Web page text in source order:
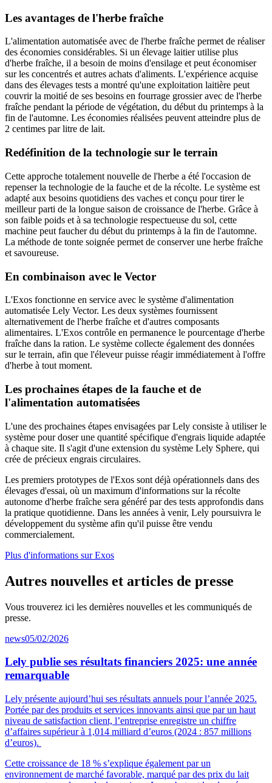
Les avantages de l'herbe fraîche
L'alimentation automatisée avec de l'herbe fraîche permet de réaliser
des économies considérables. Si un élevage laitier utilise plus
d'herbe fraîche, il a besoin de moins d'ensilage et peut économiser
sur les concentrés et autres achats d'aliments. L'expérience acquise
dans des élevages tests a montré qu'une exploitation laitière peut
couvrir la moitié de ses besoins en fourrage grossier avec de l'herbe
fraîche pendant la période de végétation, du début du printemps à la
fin de l'automne. Les économies réalisées peuvent atteindre plus de
2 centimes par litre de lait.
Redéfinition de la technologie sur le terrain
Cette approche totalement nouvelle de l'herbe a été l'occasion de
repenser la technologie de la fauche et de la récolte. Le système est
adapté aux besoins quotidiens des vaches et conçu pour tirer le
meilleur parti de la longue saison de croissance de l'herbe. Grâce à
son faible poids et à sa technologie respectueuse du sol, cette
machine peut faucher du début du printemps à la fin de l'automne.
La méthode de tonte soignée permet de conserver une herbe fraîche
et savoureuse.
En combinaison avec le Vector
L'Exos fonctionne en service avec le système d'alimentation
automatisée Lely Vector. Les deux systèmes fournissent
alternativement de l'herbe fraîche et d'autres composants
alimentaires. L'Exos contrôle en permanence le pourcentage d'herbe
fraîche dans la ration. Le système collecte également des données
sur le terrain, afin que l'éleveur puisse réagir immédiatement à l'offre
d'herbe à tout moment.
Les prochaines étapes de la fauche et de
l'alimentation automatisées
L'une des prochaines étapes envisagées par Lely consiste à utiliser le
système pour doser une quantité spécifique d'engrais liquide adaptée
à chaque site. Il s'agit d'une extension du système Lely Sphere, qui
crée de précieux engrais circulaires.
Les premiers prototypes de l'Exos sont déjà opérationnels dans des
élevages d'essai, où un maximum d'informations sur la récolte
autonome d'herbe fraîche sera généré par des tests approfondis dans
la pratique quotidienne. Dans les années à venir, Lely poursuivra le
développement du système afin qu'il puisse être vendu
commercialement.
Plus d'informations sur Exos
Autres nouvelles et articles de presse
Vous trouverez ici les dernières nouvelles et les communiqués de
presse.
news05/02/2026
Lely publie ses résultats financiers 2025: une année
remarquable
Lely présente aujourd’hui ses résultats annuels pour l’année 2025.
Portée par des produits et services innovants ainsi que par un haut
niveau de satisfaction client, l’entreprise enregistre un chiffre
d’affaires supérieur à 1,014 milliard d’euros (2024 : 857 millions
d’euros).
Cette croissance de 18 % s’explique également par un
environnement de marché favorable, marqué par des prix du lait